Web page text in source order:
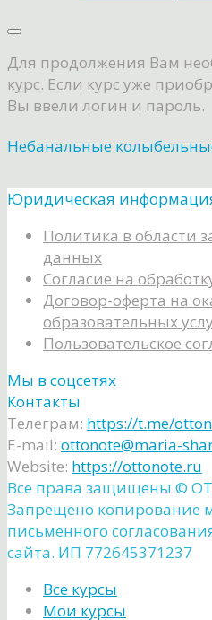
Для продолжения Вам
курс. Если курс уже
Вы ввели логин и пароль.
Небанальные
Юридическая
Политика в области
данных
Согласие на
Договор-оферта на
образовательных
Пользовательское
Мы в соцсетях
Контакты
Телеграм: https://t.me/
E-mail: ottonote@maria-
Website: https://ottonote.ru
Все права защищены ©️
Запрещено копирование
письменного
сайта. ИП 772645371237
Все курсы
Мои курсы